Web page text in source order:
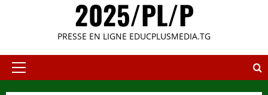
2025/PL/P
PRESSE EN LIGNE EDUCPLUSMEDIA.TG
Primary